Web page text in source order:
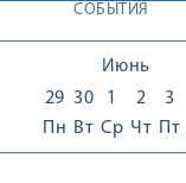
СОБЫТИЯ
Июнь
29
Пн
30
Вт
1
Ср
2
Чт
3
Пт